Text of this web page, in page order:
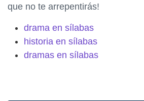
que no te arrepentirás!
drama en sílabas
historia en sílabas
dramas en sílabas